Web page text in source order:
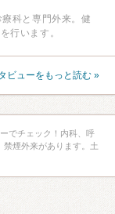
科と専門外来。健
行います。
ビューをもっと読む »
でチェック！内科、呼
煙外来があります。土